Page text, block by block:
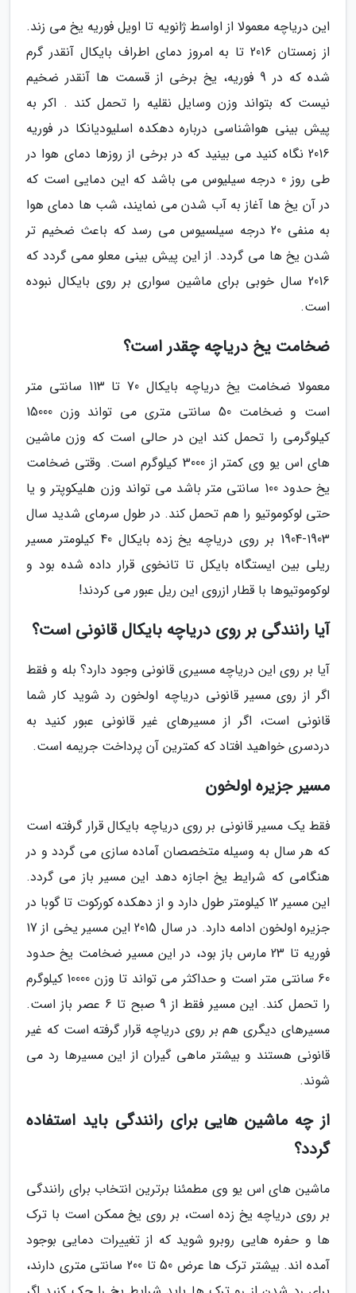
این دریاچه معمولا از اواسط ژانویه تا اویل فوریه یخ می زند.
از زمستان 2016 تا به امروز دمای اطراف بایکال آنقدر گرم
شده که در 9 فوریه، یخ برخی از قسمت ها آنقدر ضخیم
نیست که بتواند وزن وسایل نقلیه را تحمل کند . اکر به
پیش بینی هواشناسی درباره دهکده اسلیودیانکا در فوریه
2016 نگاه کنید می بینید که در برخی از روزها دمای هوا در
طی روز 0 درجه سیلیوس می باشد که این دمایی است که
در آن یخ ها آغاز به آب شدن می نمایند، شب ها دمای هوا
به منفی 20 درجه سیلسیوس می رسد که باعث ضخیم تر
شدن یخ ها می گردد. از این پیش بینی معلو ممی گردد که
2016 سال خوبی برای ماشین سواری بر روی بایکال نبوده
است.
ضخامت یخ دریاچه چقدر است؟
معمولا ضخامت یخ دریاچه بایکال 70 تا 113 سانتی متر
است و ضخامت 50 سانتی متری می تواند وزن 15000
کیلوگرمی را تحمل کند این در حالی است که وزن ماشین
های اس یو وی کمتر از 3000 کیلوگرم است. وقتی ضخامت
یخ حدود 100 سانتی متر باشد می تواند وزن هلیکوپتر و یا
حتی لوکوموتیو را هم تحمل کند. در طول سرمای شدید سال
1903-1904 بر روی دریاچه یخ زده بایکال 40 کیلومتر مسیر
ریلی بین ایستگاه بایکل تا تانخوی قرار داده شده بود و
لوکوموتیوها با قطار ازروی این ریل عبور می کردند!
آیا رانندگی بر روی دریاچه بایکال قانونی است؟
آیا بر روی این دریاچه مسیری قانونی وجود دارد؟ بله و فقط
اگر از روی مسیر قانونی دریاچه اولخون رد شوید کار شما
قانونی است، اگر از مسیرهای غیر قانونی عبور کنید به
دردسری خواهید افتاد که کمترین آن پرداخت جریمه است.
مسیر جزیره اولخون
فقط یک مسیر قانونی بر روی دریاچه بایکال قرار گرفته است
که هر سال به وسیله متخصصان آماده سازی می گردد و در
هنگامی که شرایط یخ اجازه دهد این مسیر باز می گردد.
این مسیر 12 کیلومتر طول دارد و از دهکده کورکوت تا گوبا در
جزیره اولخون ادامه دارد. در سال 2015 این مسیر یخی از 17
فوریه تا 23 مارس باز بود، در این مسیر ضخامت یخ حدود
60 سانتی متر است و حداکثر می تواند تا وزن 10000 کیلوگرم
را تحمل کند. این مسیر فقط از 9 صبح تا 6 عصر باز است.
مسیرهای دیگری هم بر روی دریاچه قرار گرفته است که غیر
قانونی هستند و بیشتر ماهی گیران از این مسیرها رد می
شوند.
از چه ماشین هایی برای رانندگی باید استفاده
گردد؟
ماشین های اس یو وی مطمئنا برترین انتخاب برای رانندگی
بر روی دریاچه یخ زده است، بر روی یخ ممکن است با ترک
ها و حفره هایی روبرو شوید که از تغییرات دمایی بوجود
آمده اند. بیشتر ترک ها عرض 50 تا 200 سانتی متری دارند،